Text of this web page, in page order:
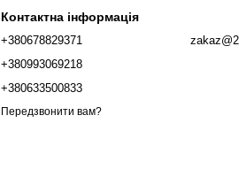
Контактна інформація
+380678829371
+380993069218
+380633500833
Передзвонити вам?